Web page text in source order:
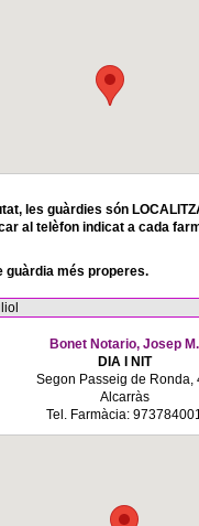
les guàrdies són
al telèfon indicat a cada
guàrdia més properes.
Bonet Notario, Josep M.
DIA I NIT
Segon Passeig de Ronda,
Alcarràs
Tel. Farmàcia: